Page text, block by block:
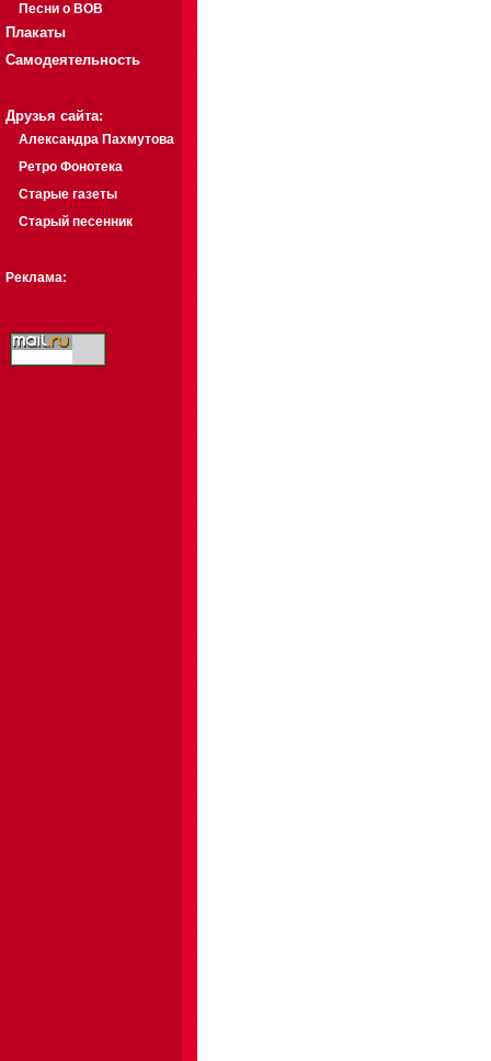
Песни о ВОВ
Плакаты
Самодеятельность
Друзья сайта:
Александра Пахмутова
Ретро Фонотека
Старые газеты
Старый песенник
Реклама: